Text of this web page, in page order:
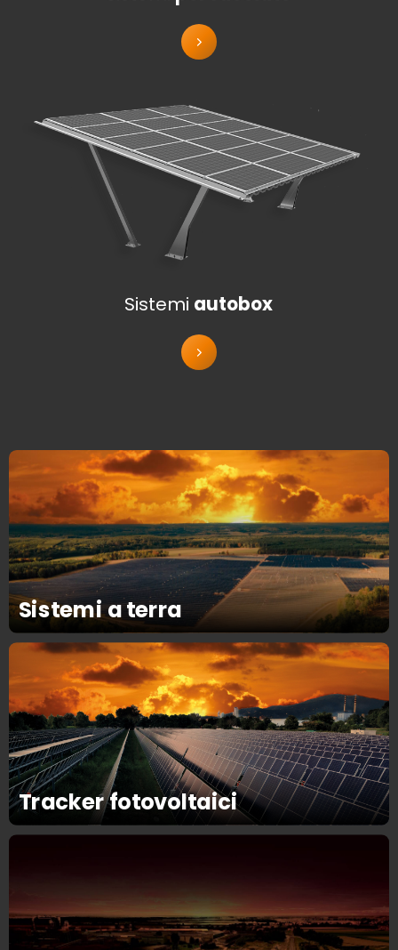
Sistemi autobox
Sistemi a terra
Tracker fotovoltaici